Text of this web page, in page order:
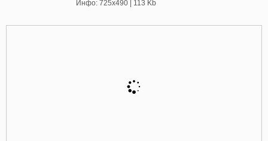
Инфо: 725х490 | 113 Kb